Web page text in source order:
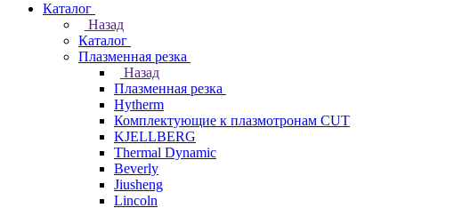
Каталог
Назад
Каталог
Плазменная резка
Назад
Плазменная резка
Hytherm
Комплектующие к плазмотронам CUT
KJELLBERG
Thermal Dynamic
Beverly
Jiusheng
Lincoln